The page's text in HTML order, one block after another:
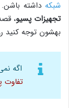
شبکه داشته باشن.
تجهیزات پسیو،
بهشون توجه کنید
اگه
تفاوت